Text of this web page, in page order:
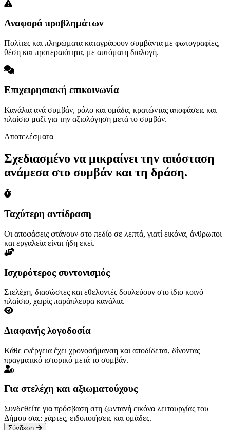
Αναφορά προβλημάτων
Πολίτες και πληρώματα καταγράφουν συμβάντα με φωτογραφίες,
θέση και προτεραιότητα, με αυτόματη διαλογή.
Επιχειρησιακή επικοινωνία
Κανάλια ανά συμβάν, ρόλο και ομάδα, κρατώντας αποφάσεις και
πλαίσιο μαζί για την αξιολόγηση μετά το συμβάν.
Αποτελέσματα
Σχεδιασμένο να μικραίνει την απόσταση
ανάμεσα στο συμβάν και τη δράση.
Ταχύτερη αντίδραση
Οι αποφάσεις φτάνουν στο πεδίο σε λεπτά, γιατί εικόνα, άνθρωποι
και εργαλεία είναι ήδη εκεί.
Ισχυρότερος συντονισμός
Στελέχη, διασώστες και εθελοντές δουλεύουν στο ίδιο κοινό
πλαίσιο, χωρίς παράπλευρα κανάλια.
Διαφανής λογοδοσία
Κάθε ενέργεια έχει χρονοσήμανση και αποδίδεται, δίνοντας
πραγματικό ιστορικό μετά το συμβάν.
Για στελέχη και αξιωματούχους
Συνδεθείτε για πρόσβαση στη ζωντανή εικόνα λειτουργίας του
Δήμου σας: χάρτες, ειδοποιήσεις και ομάδες.
Σύνδεση